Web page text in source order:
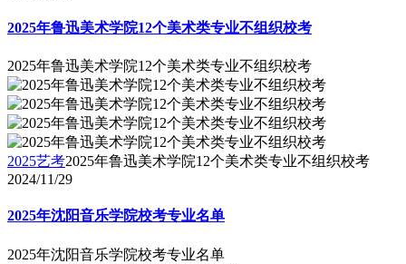
2025年鲁迅美术学院12个美术类专业不组织校考
2025年鲁迅美术学院12个美术类专业不组织校考
2025艺考2025年鲁迅美术学院12个美术类专业不组织校考
2024/11/29
2025年沈阳音乐学院校考专业名单
2025年沈阳音乐学院校考专业名单